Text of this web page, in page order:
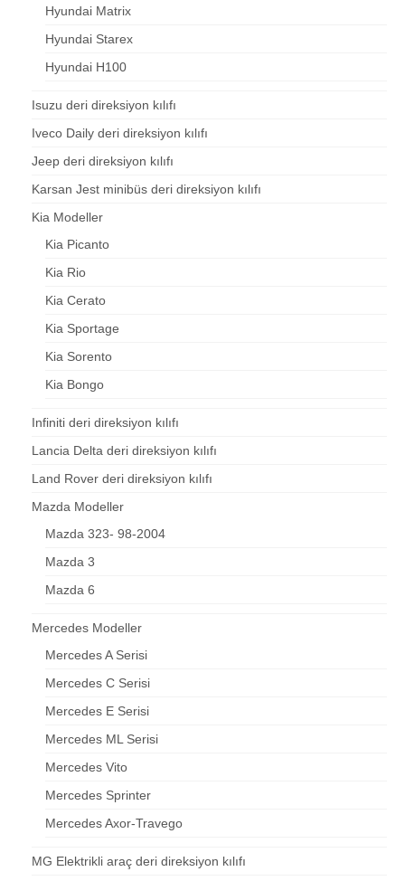
Hyundai Matrix
Hyundai Starex
Hyundai H100
Isuzu deri direksiyon kılıfı
Iveco Daily deri direksiyon kılıfı
Jeep deri direksiyon kılıfı
Karsan Jest minibüs deri direksiyon kılıfı
Kia Modeller
Kia Picanto
Kia Rio
Kia Cerato
Kia Sportage
Kia Sorento
Kia Bongo
Infiniti deri direksiyon kılıfı
Lancia Delta deri direksiyon kılıfı
Land Rover deri direksiyon kılıfı
Mazda Modeller
Mazda 323- 98-2004
Mazda 3
Mazda 6
Mercedes Modeller
Mercedes A Serisi
Mercedes C Serisi
Mercedes E Serisi
Mercedes ML Serisi
Mercedes Vito
Mercedes Sprinter
Mercedes Axor-Travego
MG Elektrikli araç deri direksiyon kılıfı